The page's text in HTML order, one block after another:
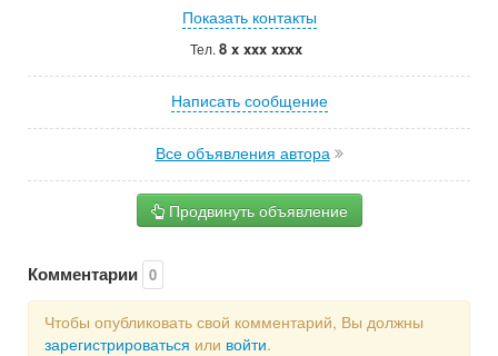
Показать контакты
Тел. 8 x xxx xxxx
Написать сообщение
Все объявления автора
Продвинуть объявление
Комментарии 0
Чтобы опубликовать свой комментарий, Вы должны
зарегистрироваться или войти.